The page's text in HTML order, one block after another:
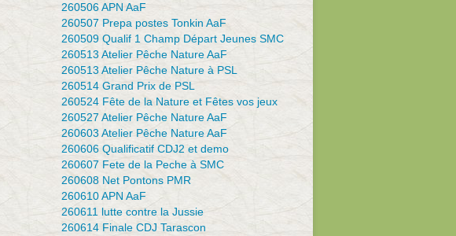
260506 APN AaF
260507 Prepa postes Tonkin AaF
260509 Qualif 1 Champ Départ Jeunes SMC
260513 Atelier Pêche Nature AaF
260513 Atelier Pêche Nature à PSL
260514 Grand Prix de PSL
260524 Fête de la Nature et Fêtes vos jeux
260527 Atelier Pêche Nature AaF
260603 Atelier Pêche Nature AaF
260606 Qualificatif CDJ2 et demo
260607 Fete de la Peche à SMC
260608 Net Pontons PMR
260610 APN AaF
260611 lutte contre la Jussie
260614 Finale CDJ Tarascon